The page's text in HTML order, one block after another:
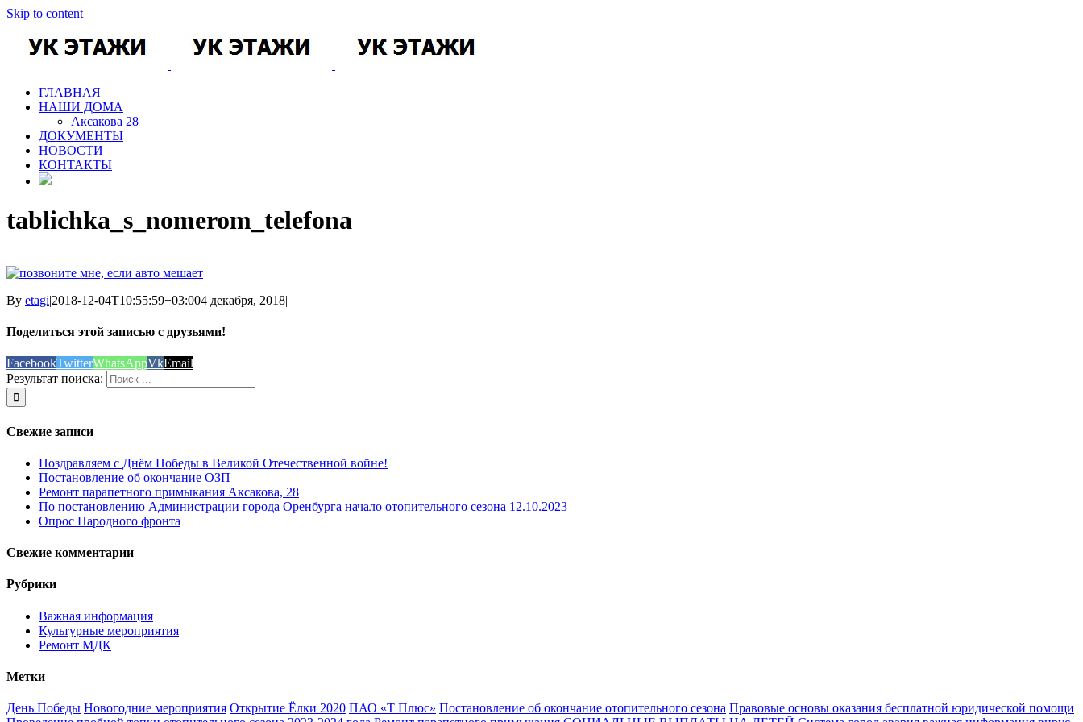
Skip to content
ГЛАВНАЯ
НАШИ ДОМА
Аксакова 28
ДОКУМЕНТЫ
НОВОСТИ
КОНТАКТЫ
tablichka_s_nomerom_telefona
By etagi|2018-12-04T10:55:59+03:004 декабря, 2018|
Поделиться этой записью с друзьями!
FacebookTwitterWhatsAppVkEmail
Результат поиска:
Свежие записи
Поздравляем с Днём Победы в Великой Отечественной войне!
Постановление об окончание ОЗП
Ремонт парапетного примыкания Аксакова, 28
По постановлению Администрации города Оренбурга начало отопительного сезона 12.10.2023
Опрос Народного фронта
Свежие комментарии
Рубрики
Важная информация
Культурные мероприятия
Ремонт МДК
Метки
День Победы Новогодние мероприятия Открытие Ёлки 2020 ПАО «Т Плюс» Постановление об окончание отопительного сезона Правовые основы оказания бесплатной юридической помощи